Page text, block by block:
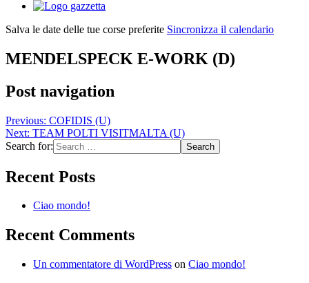
Salva le date delle tue corse preferite Sincronizza il calendario
MENDELSPECK E-WORK (D)
Post navigation
Previous: COFIDIS (U)
Next: TEAM POLTI VISITMALTA (U)
Search for:
Recent Posts
Ciao mondo!
Recent Comments
Un commentatore di WordPress on Ciao mondo!